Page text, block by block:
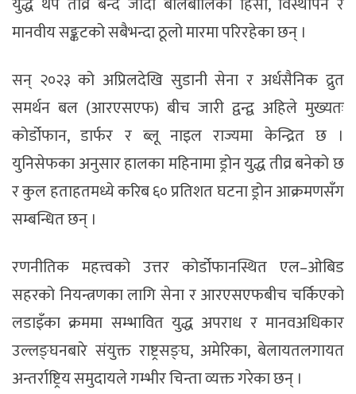
मानवीय सङ्कटको सबैभन्दा ठूलो मारमा परिरहेका छन् ।
सन् २०२३ को अप्रिलदेखि सुडानी सेना र अर्धसैनिक द्रुत
समर्थन बल (आरएसएफ) बीच जारी द्वन्द्व अहिले मुख्यतः
कोर्डोफान, डार्फर र ब्लू नाइल राज्यमा केन्द्रित छ ।
युनिसेफका अनुसार हालका महिनामा ड्रोन युद्ध तीव्र बनेको छ
र कुल हताहतमध्ये करिब ६० प्रतिशत घटना ड्रोन आक्रमणसँग
सम्बन्धित छन् ।
रणनीतिक महत्त्वको उत्तर कोर्डोफानस्थित एल–ओबिड
सहरको नियन्त्रणका लागि सेना र आरएसएफबीच चर्किएको
लडाइँका क्रममा सम्भावित युद्ध अपराध र मानवअधिकार
उल्लङ्घनबारे संयुक्त राष्ट्रसङ्घ, अमेरिका, बेलायतलगायत
अन्तर्राष्ट्रिय समुदायले गम्भीर चिन्ता व्यक्त गरेका छन् ।